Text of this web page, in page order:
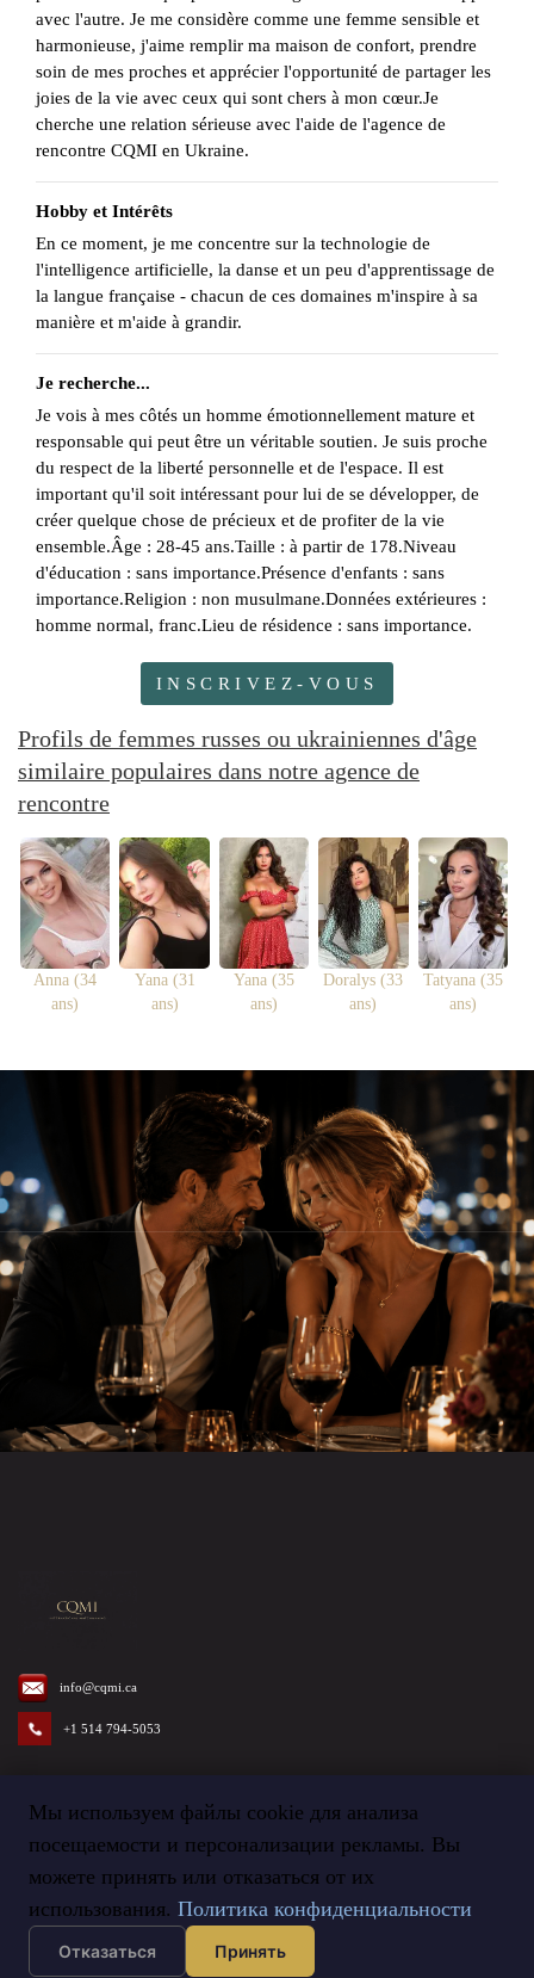
Мы используем файлы cookie для анализа
посещаемости и персонализации рекламы. Вы
можете принять или отказаться от их
использования. Политика конфиденциальности
Отказаться Принять
avec l'autre. Je me considère comme une femme sensible et
harmonieuse, j'aime remplir ma maison de confort, prendre
soin de mes proches et apprécier l'opportunité de partager les
joies de la vie avec ceux qui sont chers à mon cœur.Je
cherche une relation sérieuse avec l'aide de l'agence de
rencontre CQMI en Ukraine.
Hobby et Intérêts
En ce moment, je me concentre sur la technologie de
l'intelligence artificielle, la danse et un peu d'apprentissage de
la langue française - chacun de ces domaines m'inspire à sa
manière et m'aide à grandir.
Je recherche...
Je vois à mes côtés un homme émotionnellement mature et
responsable qui peut être un véritable soutien. Je suis proche
du respect de la liberté personnelle et de l'espace. Il est
important qu'il soit intéressant pour lui de se développer, de
créer quelque chose de précieux et de profiter de la vie
ensemble.Âge : 28-45 ans.Taille : à partir de 178.Niveau
d'éducation : sans importance.Présence d'enfants : sans
importance.Religion : non musulmane.Données extérieures :
homme normal, franc.Lieu de résidence : sans importance.
INSCRIVEZ-VOUS
Profils de femmes russes ou ukrainiennes d'âge
similaire populaires dans notre agence de
rencontre
Anna (34
ans)
Yana (31
ans)
Yana (35
ans)
Doralys (33
ans)
Tatyana (35
ans)
info@cqmi.ca
+1 514 794-5053
Termes et Conditions©2026 Agence CQMI